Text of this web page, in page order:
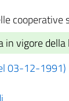
cooperative
in vigore
03-12-1991)